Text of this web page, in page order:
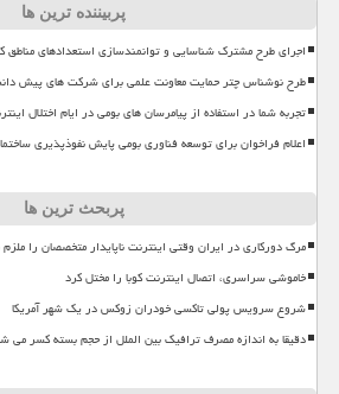
پربیننده ترین ها
اجرای طرح مشترک شناسایی و توانمندسازی استعدادهای مناطق
طرح نوشناس چتر حمایت معاونت علمی برای شرکت های پیش
تجربه شما در استفاده از پیامرسان های بومی در ایام اختلال
اعلام فراخوان برای توسعه فناوری بومی پایش نفوذپذیری
پربحث ترین ها
مرگ دورکاری در ایران وقتی اینترنت ناپایدار متخصصان را
خاموشی سراسری، اتصال اینترنت کوبا را مختل کرد
شروع سرویس پولی تاکسی خودران زوکس در یک شهر آمریکا
دقیقا به اندازه مصرف ترافیک بین الملل از حجم بسته کسر می